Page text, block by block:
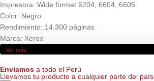
Impresora: Wide format 6204, 6604, 6605
Color: Negro
Rendimiento: 14.300 páginas
Marca: Xerox
Ver más
Enviamos a todo el Perú
Llevamos tu producto a cualquier parte del país